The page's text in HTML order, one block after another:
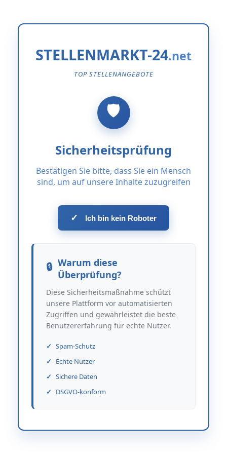
STELLENMARKT-24
TOP STELLENANGEBOTE
Sicherheitsprüfung
Bestätigen Sie bitte, dass Sie ein Mensch
sind, um auf unsere Inhalte zuzugreifen
✓ Ich bin kein Roboter
Warum diese
Überprüfung?
Diese Sicherheitsmaßnahme schützt
unsere Plattform vor automatisierten
Zugriffen und gewährleistet die beste
Benutzererfahrung für echte Nutzer.
Spam-Schutz
Echte Nutzer
Sichere Daten
DSGVO-konform